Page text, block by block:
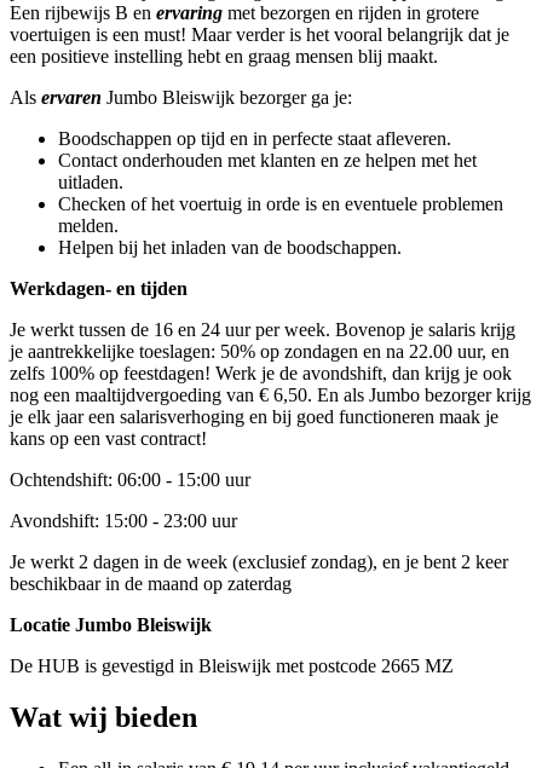
Een rijbewijs B en ervaring met bezorgen en rijden in grotere
voertuigen is een must! Maar verder is het vooral belangrijk dat je
een positieve instelling hebt en graag mensen blij maakt.
Als ervaren Jumbo Bleiswijk bezorger ga je:
Boodschappen op tijd en in perfecte staat afleveren.
Contact onderhouden met klanten en ze helpen met het
uitladen.
Checken of het voertuig in orde is en eventuele problemen
melden.
Helpen bij het inladen van de boodschappen.
Werkdagen- en tijden
Je werkt tussen de 16 en 24 uur per week. Bovenop je salaris krijg
je aantrekkelijke toeslagen: 50% op zondagen en na 22.00 uur, en
zelfs 100% op feestdagen! Werk je de avondshift, dan krijg je ook
nog een maaltijdvergoeding van € 6,50. En als Jumbo bezorger krijg
je elk jaar een salarisverhoging en bij goed functioneren maak je
kans op een vast contract!
Ochtendshift: 06:00 - 15:00 uur
Avondshift: 15:00 - 23:00 uur
Je werkt 2 dagen in de week (exclusief zondag), en je bent 2 keer
beschikbaar in de maand op zaterdag
Locatie Jumbo Bleiswijk
De HUB is gevestigd in Bleiswijk met postcode 2665 MZ
Wat wij bieden